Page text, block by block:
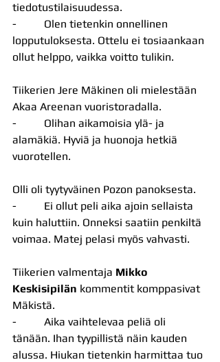
tiedotustilaisuudessa.
-          Olen tietenkin onnellinen
lopputuloksesta. Ottelu ei tosiaankaan
ollut helppo, vaikka voitto tulikin.
Tiikerien Jere Mäkinen oli mielestään
Akaa Areenan vuoristoradalla.
-          Olihan aikamoisia ylä- ja
alamäkiä. Hyviä ja huonoja hetkiä
vuorotellen.
Olli oli tyytyväinen Pozon panoksesta.
-          Ei ollut peli aika ajoin sellaista
kuin haluttiin. Onneksi saatiin penkiltä
voimaa. Matej pelasi myös vahvasti.
Tiikerien valmentaja Mikko
Keskisipilän kommentit komppasivat
Mäkistä.
-          Aika vaihtelevaa peliä oli
tänään. Ihan tyypillistä näin kauden
alussa. Hiukan tietenkin harmittaa tuo